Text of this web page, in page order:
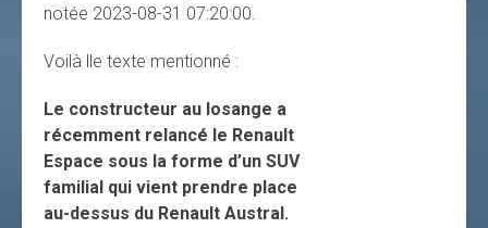
notée 2023-08-31 07:20:00.
Voilà lle texte mentionné :
Le constructeur au losange a
récemment relancé le Renault
Espace sous la forme d’un SUV
familial qui vient prendre place
au-dessus du Renault Austral.